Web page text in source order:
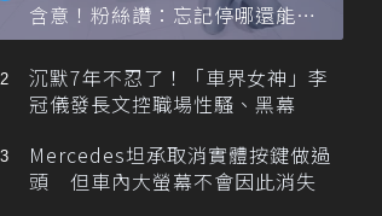
含意！粉絲讚：忘記停哪還能幫
忙找車
沉默7年不忍了！「車界女神」李
冠儀發長文控職場性騷、黑幕
Mercedes坦承取消實體按鍵做過
頭 但車內大螢幕不會因此消失